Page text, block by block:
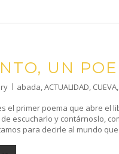
UN
abada,ACTUALIDAD, CUEVA,
el primer poema que abre el
escucharlo y contárnoslo,
para decirle al mundo